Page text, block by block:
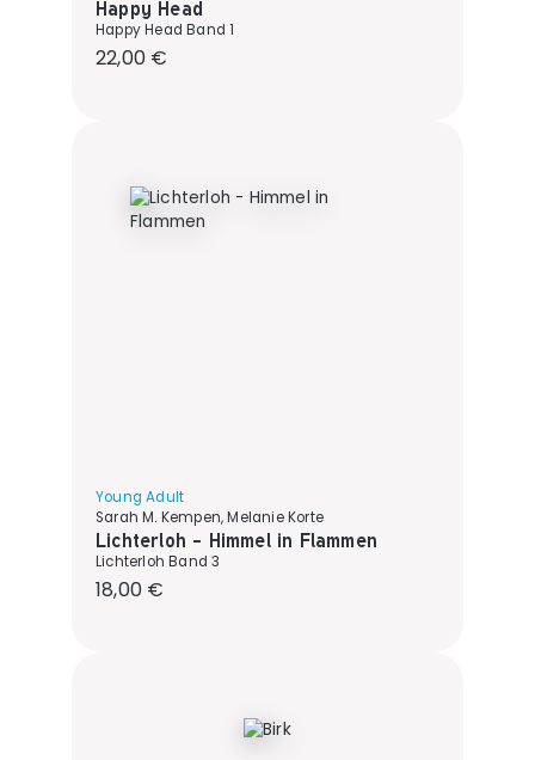
Happy Head
Happy Head Band 1
Regulärer Preis:
22,00 €
Young Adult
Sarah M. Kempen, Melanie Korte
Lichterloh - Himmel in Flammen
Lichterloh Band 3
Regulärer Preis:
18,00 €